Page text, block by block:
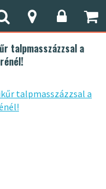
talpmasszázzsal a